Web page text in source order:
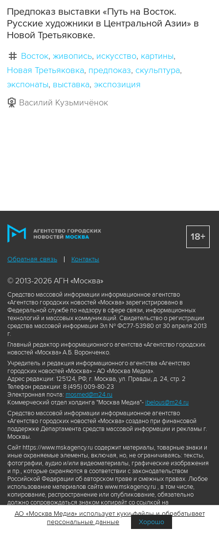
Предпоказ выставки «Путь на Восток.
Русские художники в Центральной Азии» в
Новой Третьяковке.
Восток живопись искусство картины
Новая Третьяковка предпоказ скульптура
экспонаты выставка экспозиция
Василий Кузьмичёнок
Обратная связь Контакты
© 2013-2026 АГН «Москва»
Средство массовой информации информационное агентство
«Агентство городских новостей «Москва» зарегистрировано в
Федеральной службе по надзору в сфере связи, информационных
технологий и массовых коммуникаций. Свидетельство о регистрации
средства массовой информации Эл № ФС77-53980 от 30 апреля 2013
г.
Главный редактор информационного агентства «Агентство городских
новостей «Москва» А.Б. Воронченко.
Учредитель и редакция информационного агентства «Агентство
городских новостей «Москва» - АО «Москва Медиа».
Адрес редакции: 125124, РФ, г. Москва, ул. Правды, д. 24, стр. 2
Телефон редакции: 8 (495) 009-80-23
Электронная почта: mosmed@m24.ru
Коммерческий отдел холдинга "Москва Медиа"- ibelous@m24.ru
Средство массовой информации информационное агентство
«Агентство городских новостей «Москва» создано при финансовой
поддержке Департамента средств массовой информации и рекламы г.
Москвы.
Сайт https://www.mskagency.ru содержит материалы, товарные знаки и
иные охраняемые элементы, включая, но, не ограничиваясь: тексты,
фотографии, аудио и/или видеоматериалы, графические изображения
и пр., которые охраняются в соответствии с законодательством
Российской Федерации об авторском праве и смежных правах. Любое
использование материалов сайта www.mskagency.ru , в том числе,
копирование, распространение или опубликование, обязательно
должно сопровождаться знаком копирайт со ссылкой на
правообладателя © АО «Москва Медиа», а также гиперссылкой на сайт
www.mskagency.ru как на первоисточник информации. Переработка
материалов сайта www.mskagency.ru не допускается.
18+
АО «Москва Медиа» использует куки-файлы и обрабатывает
персональные данные
Хорошо